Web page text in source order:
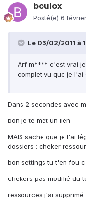
boulox
Posté(e) 6 février
Le 06/02/2011 à
Arf m**** c'est vrai je
complet vu que je l'ai
Dans 2 secondes avec
bon je te met un lien
MAIS sache que je l'ai
dossiers : cheker
bon settings tu t'en fou
chekers pas modifié du
ressources j'ai supprimé